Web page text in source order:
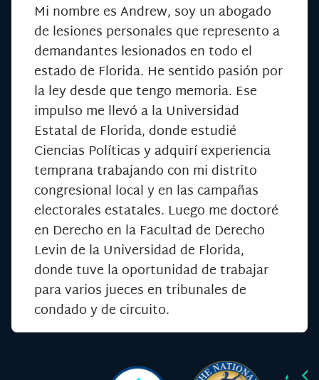
Mi nombre es Andrew, soy un abogado
de lesiones personales que represento a
demandantes lesionados en todo el
estado de Florida. He sentido pasión por
la ley desde que tengo memoria. Ese
impulso me llevó a la Universidad
Estatal de Florida, donde estudié
Ciencias Políticas y adquirí experiencia
temprana trabajando con mi distrito
congresional local y en las campañas
electorales estatales. Luego me doctoré
en Derecho en la Facultad de Derecho
Levin de la Universidad de Florida,
donde tuve la oportunidad de trabajar
para varios jueces en tribunales de
condado y de circuito.